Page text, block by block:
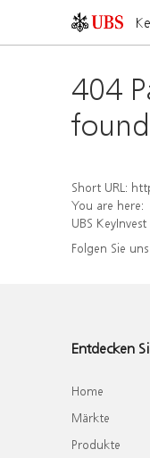
404
found
Short URL:
You are here:
UBS
Folgen Sie
Entdecken
Home
Märkte
Produkte